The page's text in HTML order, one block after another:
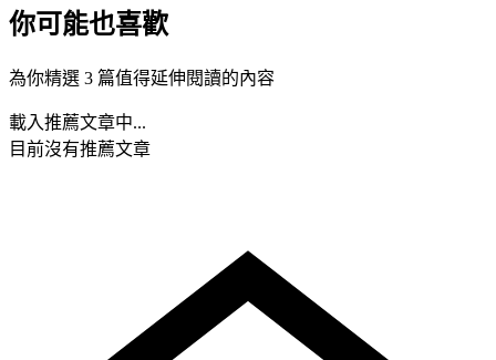
你可能也喜歡
為你精選 3 篇值得延伸閱讀的內容
載入推薦文章中...
目前沒有推薦文章